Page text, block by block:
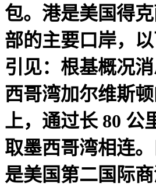
包。港是美国得
部的主要口岸，
引见：根基概况
西哥湾加尔维斯
上，通过长 80 公
取墨西哥湾相连。
是美国第二国际